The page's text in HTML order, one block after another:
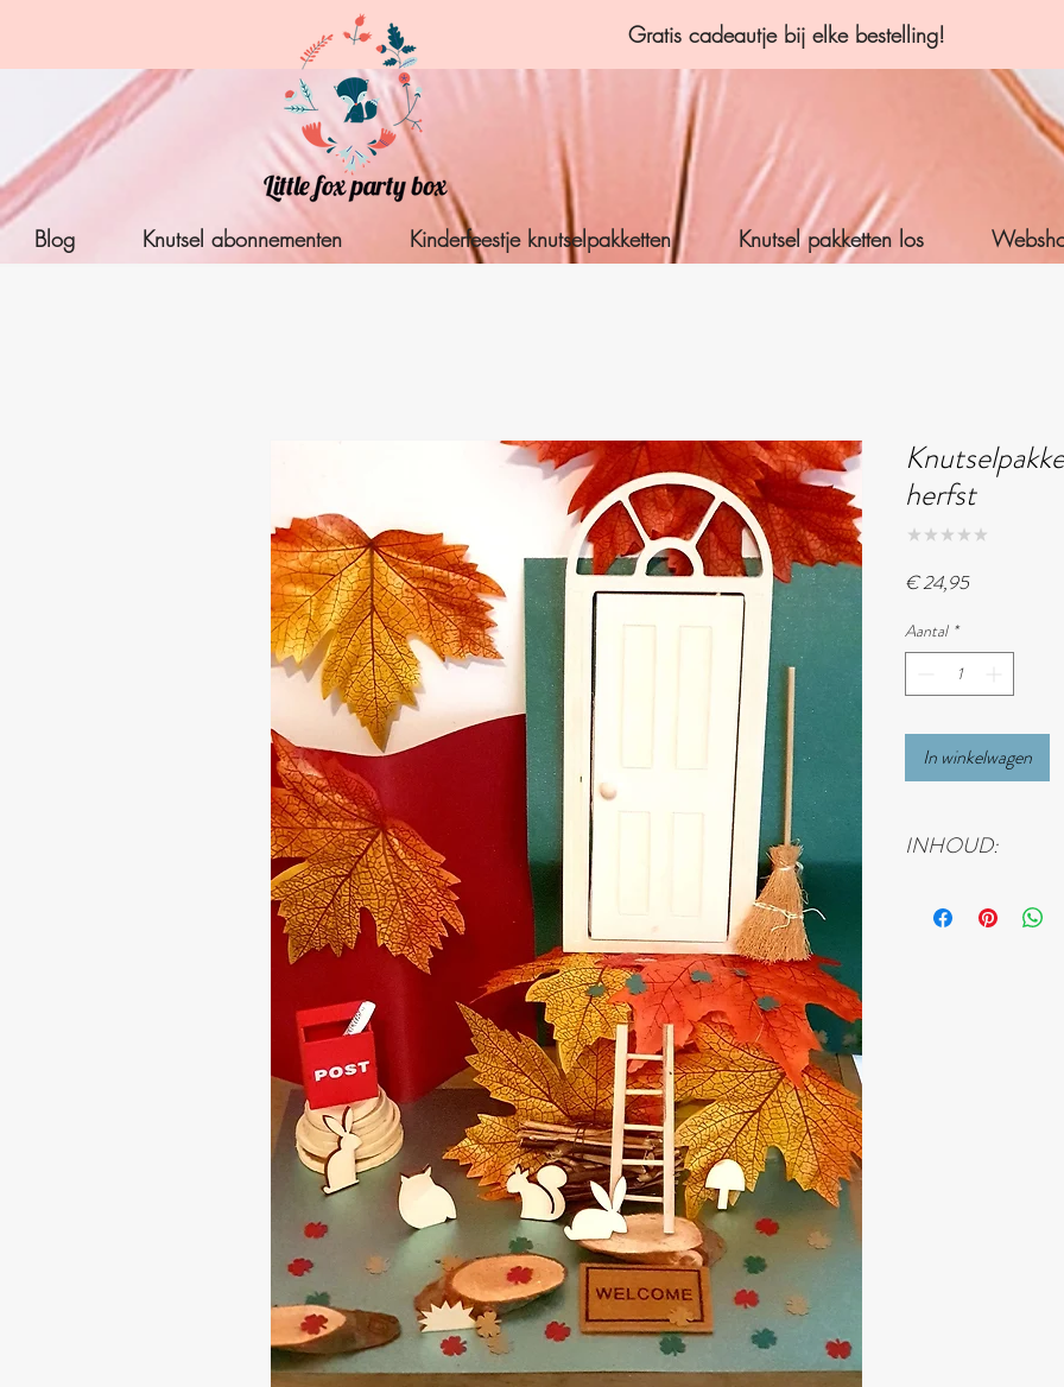
Gratis cadeautje bij elke bestelling!
Blog Knutsel abonnementen Kinderfeestje knutselpakketten Knutsel pakketten los
herfst
★ ★ ★ ★ ★
€ 24,95Prijs
Aantal *
In winkelwagen
INHOUD:
- Miniatuur deur 10 x